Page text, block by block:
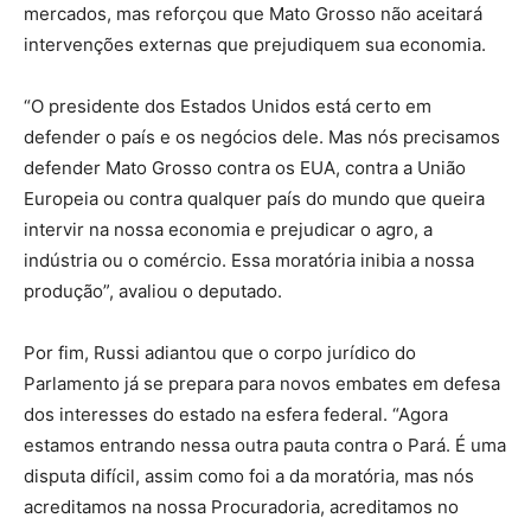
mercados, mas reforçou que Mato Grosso não aceitará
intervenções externas que prejudiquem sua economia.
“O presidente dos Estados Unidos está certo em
defender o país e os negócios dele. Mas nós precisamos
defender Mato Grosso contra os EUA, contra a União
Europeia ou contra qualquer país do mundo que queira
intervir na nossa economia e prejudicar o agro, a
indústria ou o comércio. Essa moratória inibia a nossa
produção”, avaliou o deputado.
Por fim, Russi adiantou que o corpo jurídico do
Parlamento já se prepara para novos embates em defesa
dos interesses do estado na esfera federal. “Agora
estamos entrando nessa outra pauta contra o Pará. É uma
disputa difícil, assim como foi a da moratória, mas nós
acreditamos na nossa Procuradoria, acreditamos no